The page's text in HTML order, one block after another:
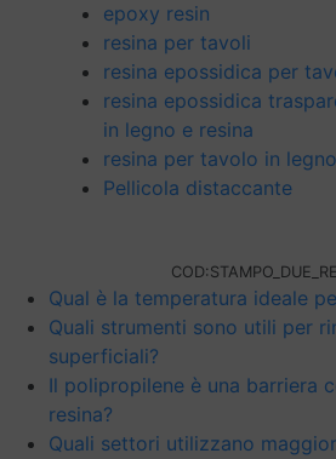
epoxy resin
resina per tavoli
resina epossidica per
resina epossidica
in legno e resina
resina per tavolo in legno
Pellicola distaccante
COD:
Qual è la temperatura ideale
Quali strumenti sono utili per
superficiali?
Il polipropilene è una barriera
resina?
Quali settori utilizzano